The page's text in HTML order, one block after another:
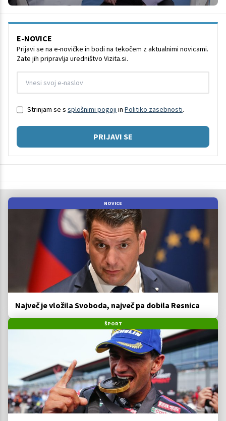
E-NOVICE
Prijavi se na e-novičke in bodi na tekočem z aktualnimi novicami.
Zate jih pripravlja uredništvo Vizita.si.
Strinjam se s splošnimi pogoji in Politiko zasebnosti.
PRIJAVI SE
NOVICE
Največ je vložila Svoboda, največ pa dobila Resnica
ŠPORT